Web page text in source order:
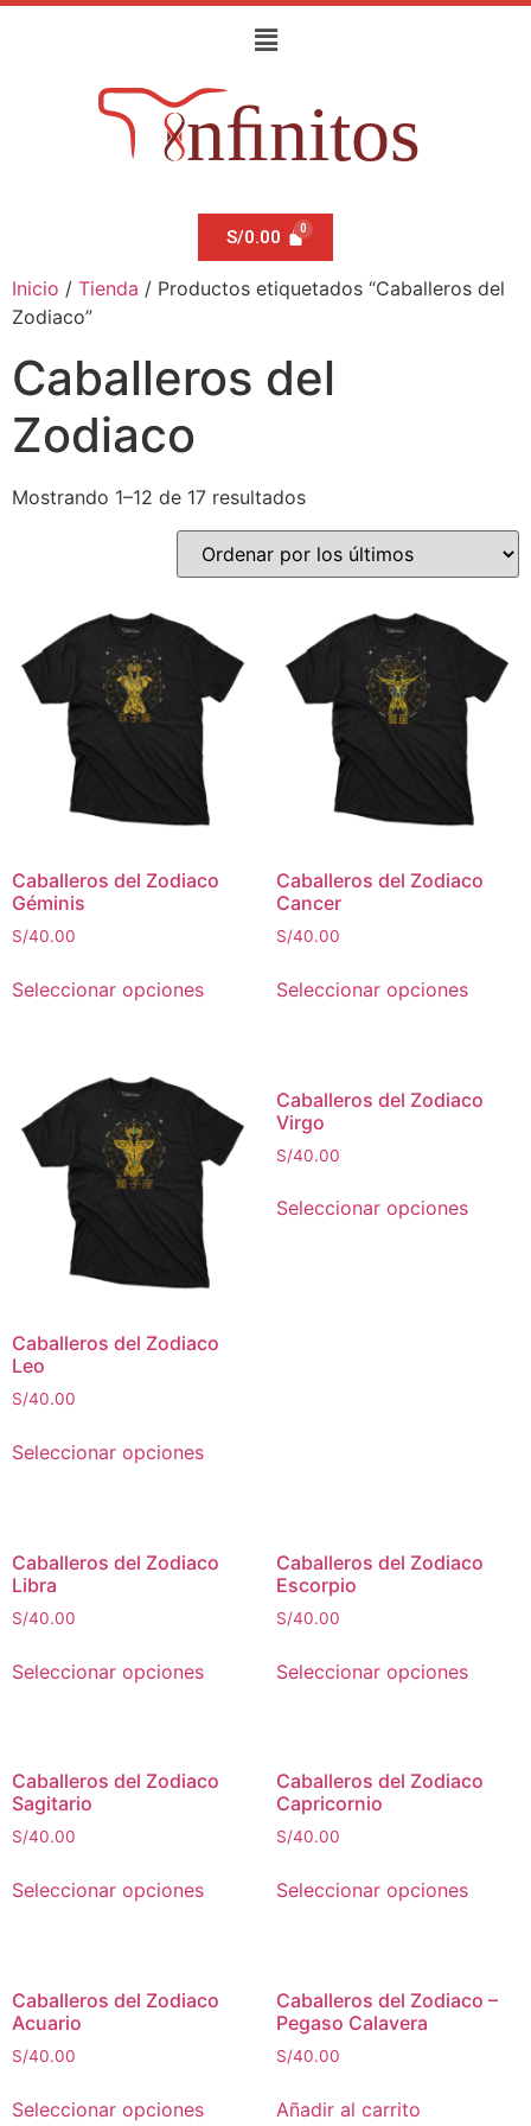
S/0.00
Inicio / Tienda / Productos etiquetados “Caballeros del
Zodiaco”
Caballeros del
Zodiaco
Mostrando 1–12 de 17 resultados
Caballeros del Zodiaco
Géminis
S/40.00
Seleccionar opciones
Caballeros del Zodiaco
Cancer
S/40.00
Seleccionar opciones
Caballeros del Zodiaco
Leo
S/40.00
Seleccionar opciones
Caballeros del Zodiaco
Virgo
S/40.00
Seleccionar opciones
Caballeros del Zodiaco
Libra
S/40.00
Seleccionar opciones
Caballeros del Zodiaco
Escorpio
S/40.00
Seleccionar opciones
Caballeros del Zodiaco
Sagitario
S/40.00
Seleccionar opciones
Caballeros del Zodiaco
Capricornio
S/40.00
Seleccionar opciones
Caballeros del Zodiaco
Acuario
S/40.00
Seleccionar opciones
Caballeros del Zodiaco –
Pegaso Calavera
S/40.00
Añadir al carrito